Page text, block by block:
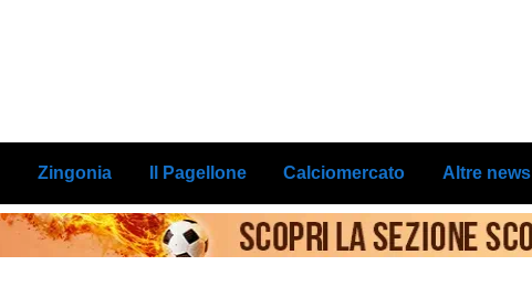
Zingonia Il Pagellone Calciomercato Altre news